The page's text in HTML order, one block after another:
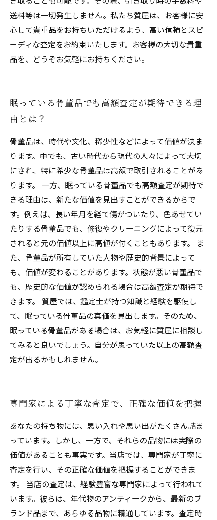
送料等は一切発生しません。私たち質屋は、お客様に安
心して貴重品をお持ちいただけるよう、高い信頼とスピ
ーディな査定をお約束いたします。お客様の大切な貴重
品を、どうぞお気軽にお持ちください。
眠っている骨董品でも高額査定が期待できる理
由とは？
骨董品は、時代や文化、稀少性などによって価値が決ま
ります。中でも、古い時代から現代の人々によって大切
にされ、特に希少な骨董品は高額で取引されることがあ
ります。 一方、眠っている骨董品でも高額査定が期待で
きる理由は、新たな価値を見出すことができるからで
す。例えば、長い年月を経て傷がついたり、色あせてい
たりする骨董品でも、修復やクリーニングによって復元
されると元の価値以上に高値が付くこともあります。 ま
た、骨董品が所有していた人物や歴史的背景によって
も、価値が変わることがあります。状態が悪い骨董品で
も、歴史的な価値が認められる場合は高額査定が期待で
きます。 質屋では、鑑定士が持つ知識と経験を駆使し
て、眠っている骨董品の真価を見出します。そのため、
眠っている骨董品がある場合は、お気軽に質屋に相談し
てみると良いでしょう。自分が思っていた以上の高額査
定が出るかもしれません。
専門家による丁寧な査定で、正確な価値を把握
あなたの持ち物には、思い入れや思い出がたくさん詰ま
っています。しかし、一方で、それらの品物には実際の
価値があることも事実です。当店では、専門家が丁寧に
査定を行い、その正確な価値を把握することができま
す。 当店の査定は、経験豊富な専門家によって行われて
います。彼らは、年代物のアンティークから、最新のブ
ランド品まで、あらゆる品物に精通しています。査定時